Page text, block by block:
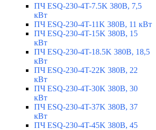
ПЧ ESQ-230-4T-7.5K 380В, 7,5
кВт
ПЧ ESQ-230-4T-11K 380В, 11 кВт
ПЧ ESQ-230-4T-15K 380В, 15
кВт
ПЧ ESQ-230-4T-18.5K 380В, 18,5
кВт
ПЧ ESQ-230-4T-22K 380В, 22
кВт
ПЧ ESQ-230-4T-30K 380В, 30
кВт
ПЧ ESQ-230-4T-37K 380В, 37
кВт
ПЧ ESQ-230-4T-45K 380В, 45